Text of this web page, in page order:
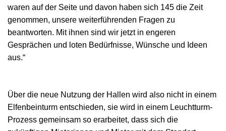
waren auf der Seite und davon haben sich 145 die Zeit
genommen, unsere weiterführenden Fragen zu
beantworten. Mit ihnen sind wir jetzt in engeren
Gesprächen und loten Bedürfnisse, Wünsche und Ideen
aus.“
Über die neue Nutzung der Hallen wird also nicht in einem
Elfenbeinturm entschieden, sie wird in einem Leuchtturm-
Prozess gemeinsam so erarbeitet, dass sich die